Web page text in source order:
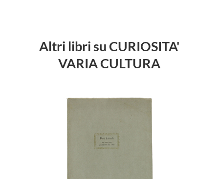
Altri libri su CURIOSITA'
VARIA CULTURA